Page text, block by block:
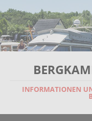
INFORMATIONEN